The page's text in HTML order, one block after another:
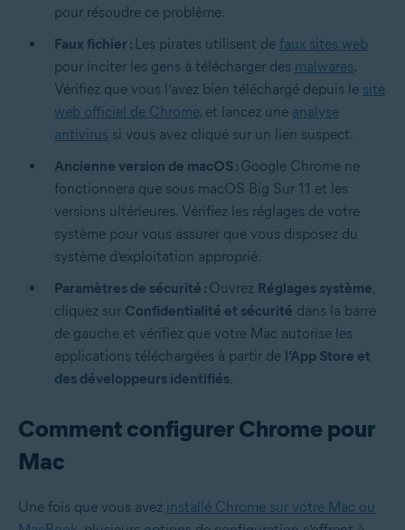
pour résoudre ce problème.
Faux fichier : Les pirates utilisent de faux sites web
pour inciter les gens à télécharger des malwares.
Vérifiez que vous l’avez bien téléchargé depuis le site
web officiel de Chrome, et lancez une analyse
antivirus si vous avez cliqué sur un lien suspect.
Ancienne version de macOS : Google Chrome ne
fonctionnera que sous macOS Big Sur 11 et les
versions ultérieures. Vérifiez les réglages de votre
système pour vous assurer que vous disposez du
système d’exploitation approprié.
Paramètres de sécurité : Ouvrez Réglages système,
cliquez sur Confidentialité et sécurité dans la barre
de gauche et vérifiez que votre Mac autorise les
applications téléchargées à partir de l’App Store et
des développeurs identifiés.
Comment configurer Chrome pour
Mac
Une fois que vous avez installé Chrome sur votre Mac ou